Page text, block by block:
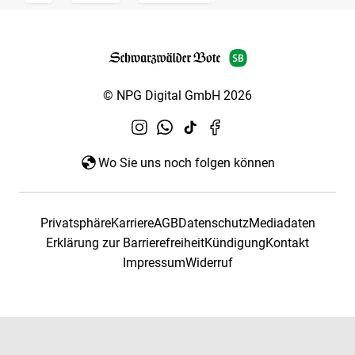
© NPG Digital GmbH 2026
Wo Sie uns noch folgen können
PrivatsphäreKarriereAGBDatenschutzMediadaten
Erklärung zur BarrierefreiheitKündigungKontakt
ImpressumWiderruf